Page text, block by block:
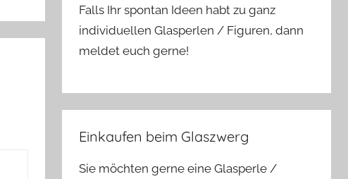
Falls Ihr spontan Ideen habt zu ganz
individuellen Glasperlen / Figuren, dann
meldet euch gerne!
Einkaufen beim Glaszwerg
Sie möchten gerne eine Glasperle /